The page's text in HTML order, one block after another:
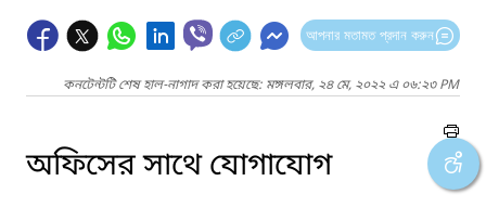
আপনার মতামত প্রদান করুন
কনটেন্টটি শেষ হাল-নাগাদ করা হয়েছে: মঙ্গলবার, ২৪ মে, ২০২২ এ ০৬:২৩ PM
অফিসের সাথে যোগাযোগ